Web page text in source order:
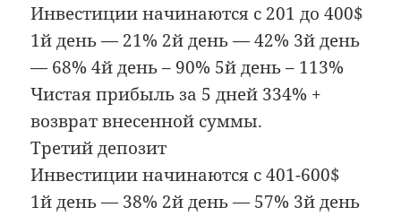
Инвестиции начинаются с 201 до 400$
1й день — 21% 2й день — 42% 3й день
— 68% 4й день – 90% 5й день – 113%
Чистая прибыль за 5 дней 334% +
возврат внесенной суммы.
Третий депозит
Инвестиции начинаются с 401-600$
1й день — 38% 2й день — 57% 3й день